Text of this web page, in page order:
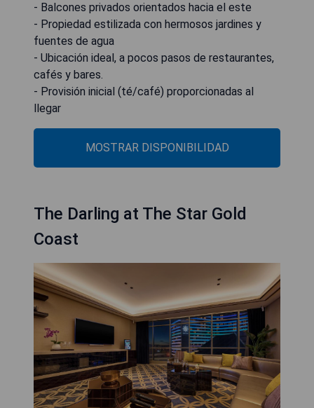
- Balcones privados orientados hacia el este
- Propiedad estilizada con hermosos jardines y
fuentes de agua
- Ubicación ideal, a pocos pasos de restaurantes,
cafés y bares.
- Provisión inicial (té/café) proporcionadas al
llegar
MOSTRAR DISPONIBILIDAD
The Darling at The Star Gold
Coast